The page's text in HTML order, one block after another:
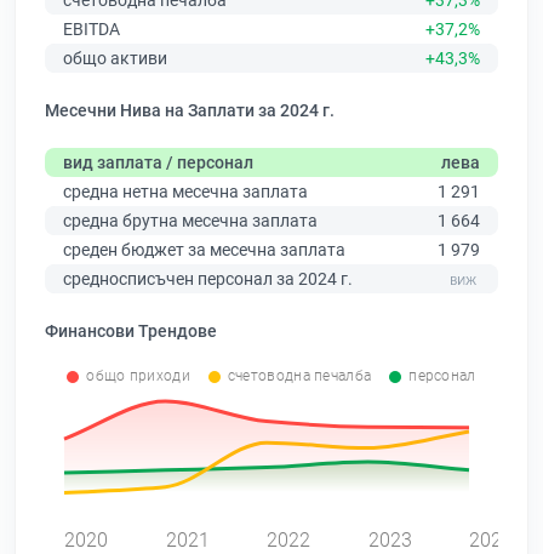
EBITDA
+37,2%
общо активи
+43,3%
Месечни Нива на Заплати за 2024 г.
вид заплата / персонал
лева
средна нетна месечна заплата
1 291
средна брутна месечна заплата
1 664
среден бюджет за месечна заплата
1 979
средносписъчен персонал за 2024 г.
Финансови Трендове
общо приходи счетоводна печалба персонал
2020 2021 2022 2023 2024